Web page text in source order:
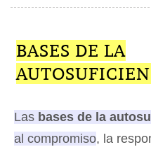
BASES DE LA
Las bases de la
al compromiso, la